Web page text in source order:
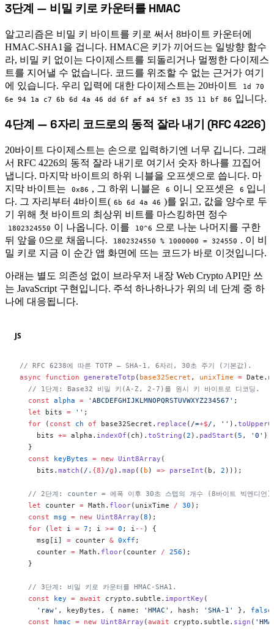
#
3단계 — 비밀 키로 카운터를 HMAC
알고리즘은 비밀 키 바이트를 키로 써서 8바이트 카운터에
HMAC-SHA1을 겁니다. HMAC은 키가 끼어드는 일방향 함수
라, 비밀 키 없이는 다이제스트를 되돌리거나 멀쩡한 다이제스
트를 지어낼 수 없습니다. 코드를 위조할 수 없는 근거가 여기
에 있습니다. 우리 입력에 대한 다이제스트는 20바이트
1d 70
6e 94 1a c7 6b 6d 4a 46 dd 6f af a4 5f e3 35 11 bf 86 입니다.
#
4단계 — 6자리 코드로의 동적 잘라 내기 (RFC 4226)
20바이트 다이제스트는 손으로 입력하기엔 너무 깁니다. 그래
서 RFC 4226의 동적 잘라 내기로 여기서 숫자 하나를 끄집어
냅니다. 마지막 바이트의 하위 니블을 오프셋으로 씁니다. 마
지막 바이트는
0x86 , 그 하위 니블은 6 이니 오프셋은 6 입니
다. 그 자리부터 4바이트( 6b 6d 4a 46 )를 읽고, 값을 양수로 두
기 위해 첫 바이트의 최상위 비트를 마스킹하면 정수
1802324550 이 나옵니다. 이를 10^6
으로 나눈 나머지를 구한
뒤 앞을 0으로 채웁니다.
1802324550 % 1000000 = 324550 . 이 비
밀 키로 지금 이 순간 앱 화면에 뜨는 코드가 바로 이것입니다.
아래는 별도 의존성 없이 브라우저 내장 Web Crypto API만 쓰
는 JavaScript 구현입니다. 주석 하나하나가 위의 네 단계 중 하
나에 대응됩니다.
JS
// RFC 6238에 따른 TOTP — SHA-1, 6자리, 30초 주기 (기본값).
async function generateTotp ( base32Secret , unixTime = Date.
  // 1단계: Base32 비밀 키(A-Z, 2-7)를 원시 키 바이트로 디코딩.
  const
alpha = 'ABCDEFGHIJKLMNOPQRSTUVWXYZ234567' ;
  let
bits = '' ;
  for
( const ch of base32Secret. replace ( /=+$/ , '' ).
    bits
+= alpha. indexOf (ch). toString (2 ). padStart (5 , '0' );
  }
  const
keyBytes = new Uint8Array (
    bits.
match ( / . {8}/g ). map (( b ) => parseInt (b, 2 )));
// 2단계: counter = 에폭 이후 30초 스텝의 개수 (8바이트 빅엔디언
  let
counter = Math. floor(unixTime / 30 );
  const
msg = new Uint8Array (8 );
  for
(let i = 7 ; i >= 0 ; i -- ) {
    msg[i]
= counter & 0xff ;
    counter
= Math. floor(counter / 256 );
  }
  // 3단계: 비밀 키로 카운터를 HMAC-SHA1.
  const
key = await crypto.subtle. importKey (
    'raw'
, keyBytes, { name: 'HMAC' , hash: 'SHA-1' }, false
  const
hmac = new Uint8Array (await crypto.subtle. sign (